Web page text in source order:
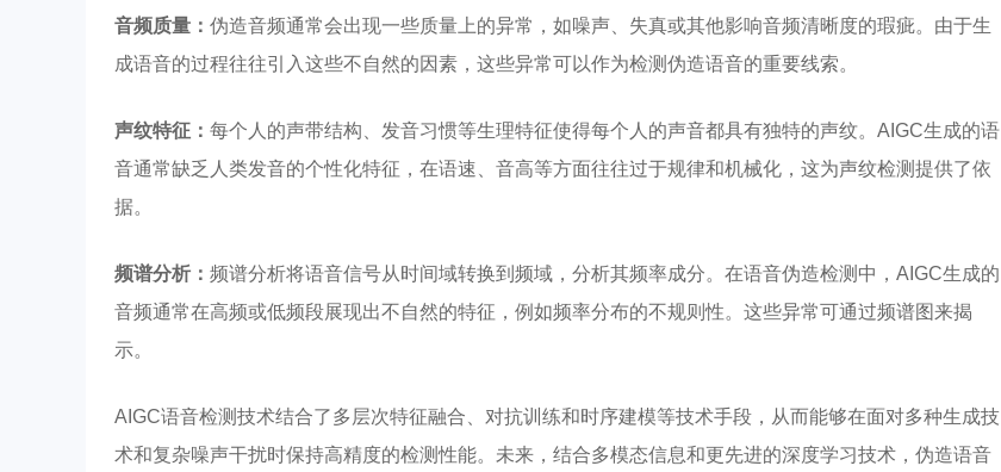
音频质量： 伪造音频通常会出现一些质量上的异常，如噪声、失真或其他影响音频清晰度的瑕疵。由于生
成语音的过程往往引入这些不自然的因素，这些异常可以作为检测伪造语音的重要线索。
声纹特征： 每个人的声带结构、发音习惯等生理特征使得每个人的声音都具有独特的声纹。AIGC生成的语
音通常缺乏人类发音的个性化特征，在语速、音高等方面往往过于规律和机械化，这为声纹检测提供了依
据。
频谱分析： 频谱分析将语音信号从时间域转换到频域，分析其频率成分。在语音伪造检测中，AIGC生成的
音频通常在高频或低频段展现出不自然的特征，例如频率分布的不规则性。这些异常可通过频谱图来揭
示。
AIGC语音检测技术结合了多层次特征融合、对抗训练和时序建模等技术手段，从而能够在面对多种生成技
术和复杂噪声干扰时保持高精度的检测性能。未来，结合多模态信息和更先进的深度学习技术，伪造语音